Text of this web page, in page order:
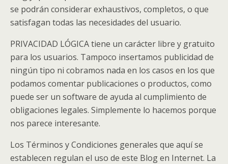
se podrán considerar exhaustivos, completos, o que
satisfagan todas las necesidades del usuario.
PRIVACIDAD LÓGICA tiene un carácter libre y gratuito
para los usuarios. Tampoco insertamos publicidad de
ningún tipo ni cobramos nada en los casos en los que
podamos comentar publicaciones o productos, como
puede ser un software de ayuda al cumplimiento de
obligaciones legales. Simplemente lo hacemos porque
nos parece interesante.
Los Términos y Condiciones generales que aquí se
establecen regulan el uso de este Blog en Internet. La